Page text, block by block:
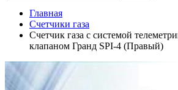
Главная
Счетчики газа
Счетчик газа с системой
клапаном Гранд SPI-4 (Правый)